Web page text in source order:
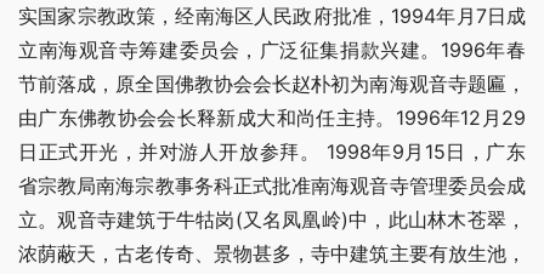
实国家宗教政策，经南海区人民政府批准，1994年月7日成
立南海观音寺筹建委员会，广泛征集捐款兴建。1996年春
节前落成，原全国佛教协会会长赵朴初为南海观音寺题匾，
由广东佛教协会会长释新成大和尚任主持。1996年12月29
日正式开光，并对游人开放参拜。 1998年9月15日，广东
省宗教局南海宗教事务科正式批准南海观音寺管理委员会成
立。观音寺建筑于牛牯岗(又名凤凰岭)中，此山林木苍翠，
浓荫蔽天，古老传奇、景物甚多，寺中建筑主要有放生池，